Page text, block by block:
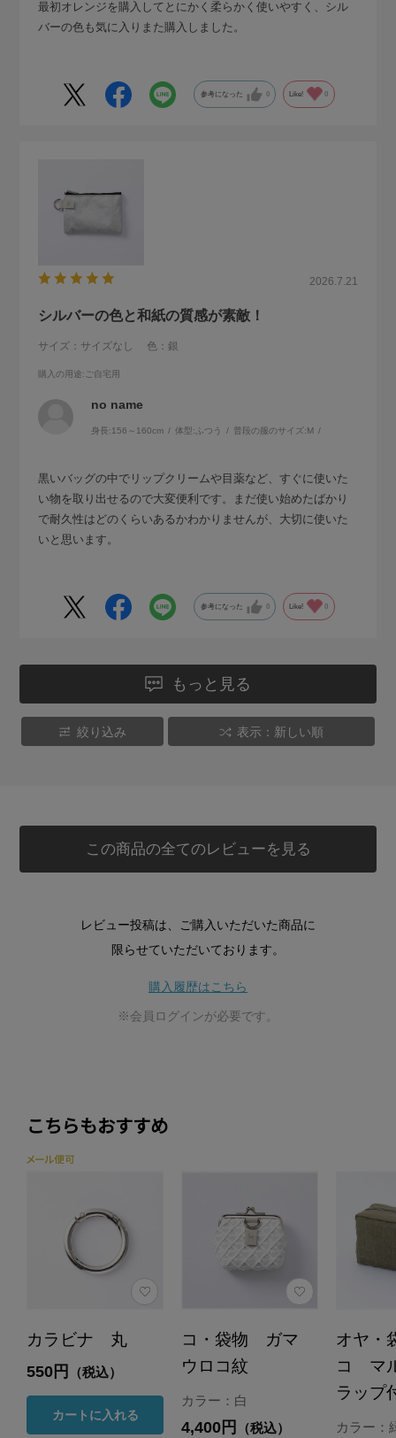
最初オレンジを購入してとにかく柔らかく使いやすく、シル
バーの色も気に入りまた購入しました。
参考になった 0 Like! 0
2026.7.21
シルバーの色と和紙の質感が素敵！
サイズ：サイズなし 色：銀
購入の用途:ご自宅用
no name
身長:156～160cm 体型:ふつう 普段の服のサイズ:M
黒いバッグの中でリップクリームや目薬など、すぐに使いた
い物を取り出せるので大変便利です。まだ使い始めたばかり
で耐久性はどのくらいあるかわかりませんが、大切に使いた
いと思います。
参考になった 0 Like! 0
もっと見る
絞り込み 表示：新しい順
この商品の全てのレビューを見る
レビュー投稿は、ご購入いただいた商品に
限らせていただいております。
購入履歴はこちら
※会員ログインが必要です。
こちらもおすすめ
カラビナ 丸
550円 （税込）
カートに入れる
コ・袋物 ガマ
ウロコ紋
カラー：白
4,400円 （税込）
オヤ
コ マ
ラップ
カラー：